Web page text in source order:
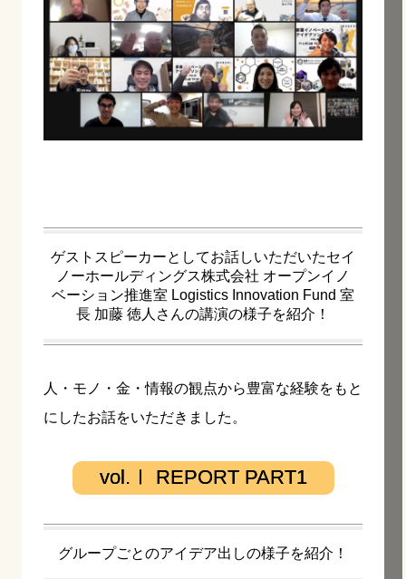
ゲストスピーカーとしてお話しいただいたセイ
ノーホールディングス株式会社 オープンイノ
ベーション推進室 Logistics Innovation Fund 室
長 加藤 徳人さんの講演の様子を紹介！
人・モノ・金・情報の観点から豊富な経験をもと
にしたお話をいただきました。
vol.Ⅰ REPORT PART1
グループごとのアイデア出しの様子を紹介！